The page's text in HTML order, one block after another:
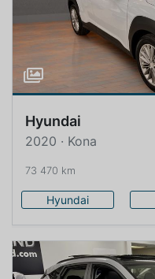
Hyundai
2020 · Kona
73 470 km
Hyundai